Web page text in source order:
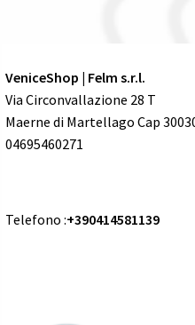
VeniceShop | Felm s.r.l.
Via Circonvallazione 28 T
Maerne di Martellago Cap
04695460271
Telefono :+390414581139